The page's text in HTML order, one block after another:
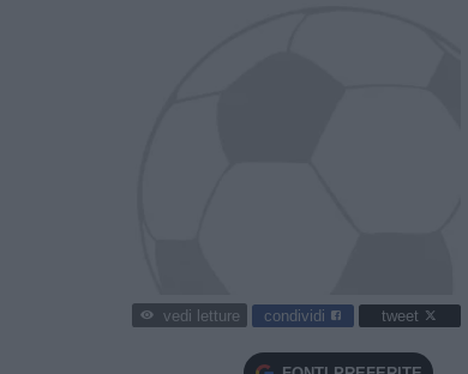
vedi letture condividi tweet